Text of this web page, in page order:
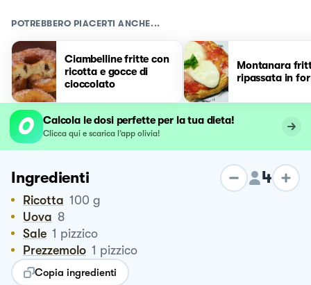
POTREBBERO PIACERTI ANCHE...
Ciambelline fritte con
ricotta e gocce di
cioccolato
Montanara
ripassata in
Calcola le dosi perfette per la tua dieta!
Clicca qui e scarica l’app olivia!
Ingredienti 4
Ricotta 100 g
Uova 8
Sale 1 pizzico
Prezzemolo 1 pizzico
Copia ingredienti